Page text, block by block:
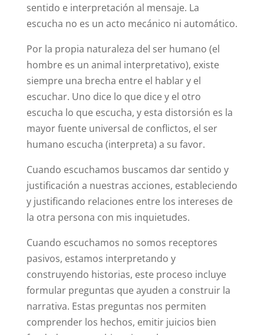
sentido e interpretación al mensaje. La
escucha no es un acto mecánico ni automático.
Por la propia naturaleza del ser humano (el
hombre es un animal interpretativo), existe
siempre una brecha entre el hablar y el
escuchar. Uno dice lo que dice y el otro
escucha lo que escucha, y esta distorsión es la
mayor fuente universal de conflictos, el ser
humano escucha (interpreta) a su favor.
Cuando escuchamos buscamos dar sentido y
justificación a nuestras acciones, estableciendo
y justificando relaciones entre los intereses de
la otra persona con mis inquietudes.
Cuando escuchamos no somos receptores
pasivos, estamos interpretando y
construyendo historias, este proceso incluye
formular preguntas que ayuden a construir la
narrativa. Estas preguntas nos permiten
comprender los hechos, emitir juicios bien